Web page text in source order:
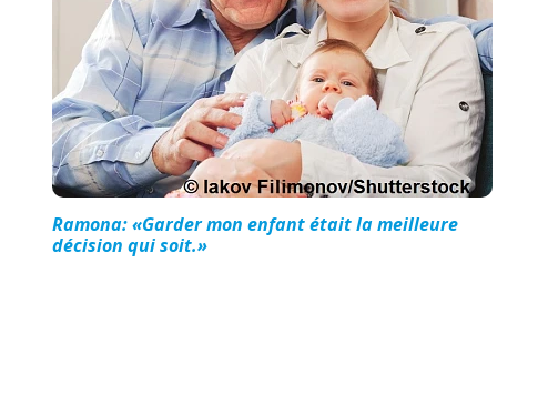
Ramona: «Garder mon enfant était la meilleure
décision qui soit.»